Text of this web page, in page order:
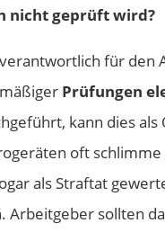
nicht geprüft wird?
für den
Prüfungen
kann dies
oft
als Straftat
Arbeitgeber sollten